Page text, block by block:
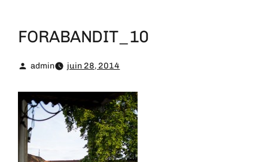
FORABANDIT_10
admin juin 28, 2014